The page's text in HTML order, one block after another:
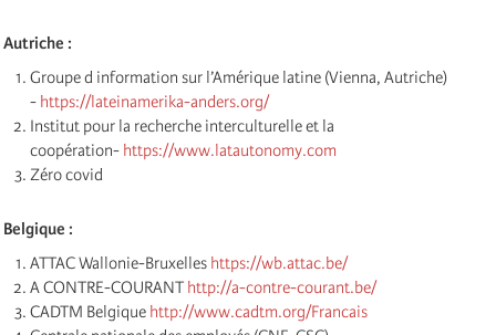
Autriche :
Groupe d information sur l’Amérique latine (Vienna, Autriche)
- https://lateinamerika-anders.org/
Institut pour la recherche interculturelle et la
coopération- https://www.latautonomy.com
Zéro covid
Belgique :
ATTAC Wallonie-Bruxelles https://wb.attac.be/
A CONTRE-COURANT http://a-contre-courant.be/
CADTM Belgique http://www.cadtm.org/Francais